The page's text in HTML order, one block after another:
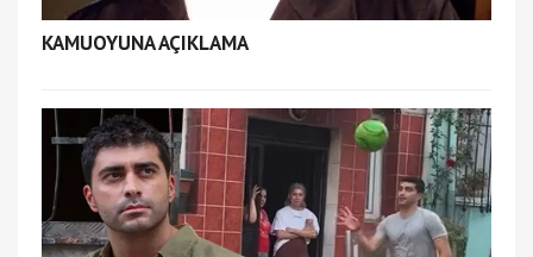
KAMUOYUNA AÇIKLAMA